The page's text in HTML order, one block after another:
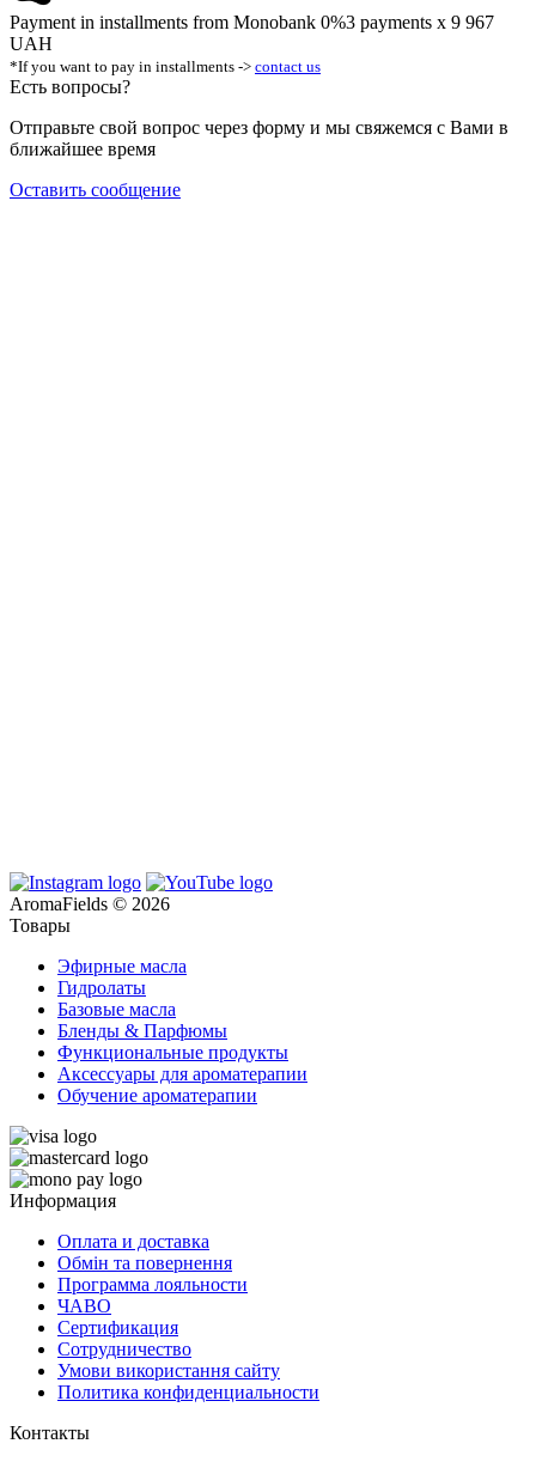
Payment in installments from Monobank 0%3 payments x 9 967
UAH
*If you want to pay in installments -> contact us
Есть вопросы?
Отправьте свой вопрос через форму и мы свяжемся с Вами в
ближайшее время
Оставить сообщение
AromaFields © 2026
Товары
Эфирные масла
Гидролаты
Базовые масла
Бленды & Парфюмы
Функциональные продукты
Аксессуары для ароматерапии
Обучение ароматерапии
Информация
Оплата и доставка
Обмін та повернення
Программа лояльности
ЧАВО
Сертификация
Сотрудничество
Умови використання сайту
Политика конфиденциальности
Контакты